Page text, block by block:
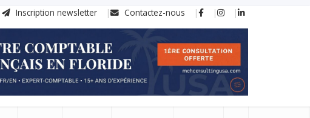
Inscription newsletter Contactez-nous